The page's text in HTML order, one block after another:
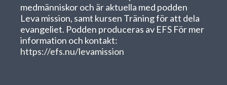
medmänniskor och är aktuella med podden
Leva mission, samt kursen Träning för att dela
evangeliet. Podden produceras av EFS För mer
information och kontakt:
https://efs.nu/levamission